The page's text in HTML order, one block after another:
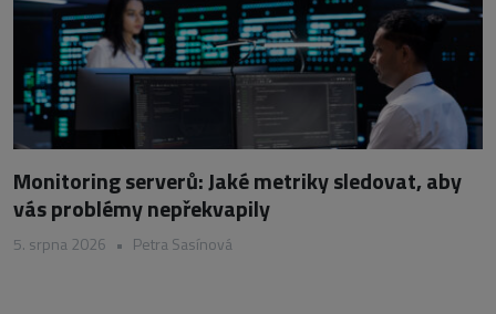
Monitoring serverů: Jaké metriky sledovat, aby
vás problémy nepřekvapily
5. srpna 2026 • Petra Sasínová